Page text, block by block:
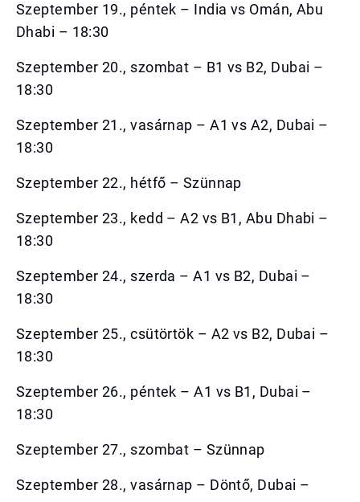
Szeptember 19., péntek – India vs Omán, Abu
Dhabi – 18:30
Szeptember 20., szombat – B1 vs B2, Dubai –
18:30
Szeptember 21., vasárnap – A1 vs A2, Dubai –
18:30
Szeptember 22., hétfő – Szünnap
Szeptember 23., kedd – A2 vs B1, Abu Dhabi –
18:30
Szeptember 24., szerda – A1 vs B2, Dubai –
18:30
Szeptember 25., csütörtök – A2 vs B2, Dubai –
18:30
Szeptember 26., péntek – A1 vs B1, Dubai –
18:30
Szeptember 27., szombat – Szünnap
Szeptember 28., vasárnap – Döntő, Dubai –